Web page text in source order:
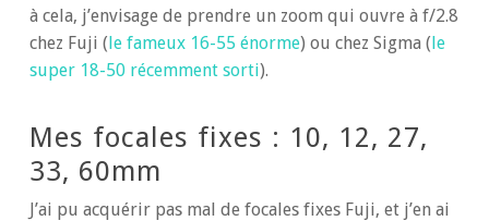
à cela, j’envisage de prendre un zoom qui ouvre à f/2.8
chez Fuji (le fameux 16-55 énorme) ou chez Sigma (le
super 18-50 récemment sorti).
Mes focales fixes : 10, 12, 27,
33, 60mm
J’ai pu acquérir pas mal de focales fixes Fuji, et j’en ai